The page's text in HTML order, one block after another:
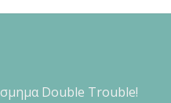
Double Trouble!